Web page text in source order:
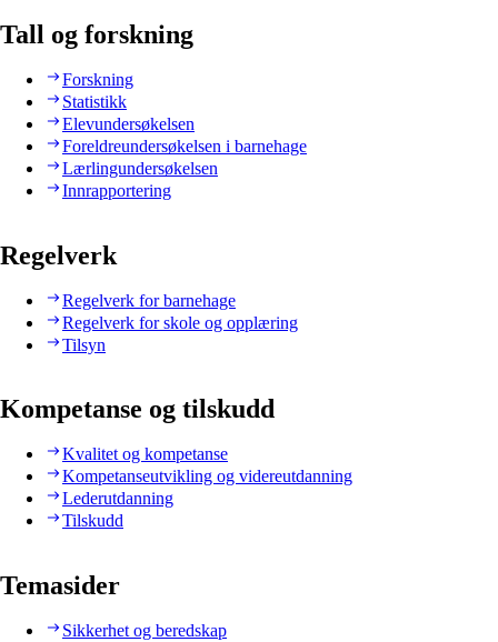
Tall og forskning
Forskning
Statistikk
Elevundersøkelsen
Foreldreundersøkelsen i barnehage
Lærlingundersøkelsen
Innrapportering
Regelverk
Regelverk for barnehage
Regelverk for skole og opplæring
Tilsyn
Kompetanse og tilskudd
Kvalitet og kompetanse
Kompetanseutvikling og videreutdanning
Lederutdanning
Tilskudd
Temasider
Sikkerhet og beredskap